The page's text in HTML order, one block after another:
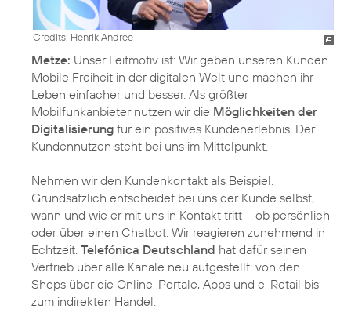
Credits: Henrik Andree
Metze: Unser Leitmotiv ist: Wir geben unseren Kunden
Mobile Freiheit in der digitalen Welt und machen ihr
Leben einfacher und besser. Als größter
Mobilfunkanbieter nutzen wir die Möglichkeiten der
Digitalisierung für ein positives Kundenerlebnis. Der
Kundennutzen steht bei uns im Mittelpunkt.
Nehmen wir den Kundenkontakt als Beispiel.
Grundsätzlich entscheidet bei uns der Kunde selbst,
wann und wie er mit uns in Kontakt tritt – ob persönlich
oder über einen Chatbot. Wir reagieren zunehmend in
Echtzeit. Telefónica Deutschland hat dafür seinen
Vertrieb über alle Kanäle neu aufgestellt: von den
Shops über die Online-Portale, Apps und e-Retail bis
zum indirekten Handel.